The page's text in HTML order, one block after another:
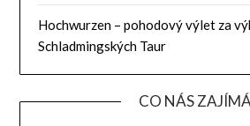
Hochwurzen – pohodový výlet za
Schladmingských Taur
CO NÁS